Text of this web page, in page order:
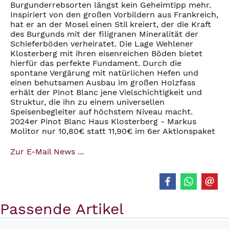
Burgunderrebsorten längst kein Geheimtipp mehr.
Inspiriert von den großen Vorbildern aus Frankreich,
hat er an der Mosel einen Stil kreiert, der die Kraft
des Burgunds mit der filigranen Mineralität der
Schieferböden verheiratet. Die Lage Wehlener
Klosterberg mit ihren eisenreichen Böden bietet
hierfür das perfekte Fundament. Durch die
spontane Vergärung mit natürlichen Hefen und
einen behutsamen Ausbau im großen Holzfass
erhält der Pinot Blanc jene Vielschichtigkeit und
Struktur, die ihn zu einem universellen
Speisenbegleiter auf höchstem Niveau macht.
2024er Pinot Blanc Haus Klosterberg - Markus
Molitor nur 10,80€ statt 11,90€ im 6er Aktionspaket
Zur E-Mail News ...
Passende Artikel